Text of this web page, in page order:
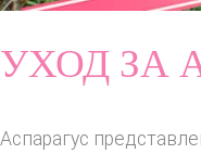
УХОД ЗА
Аспарагус